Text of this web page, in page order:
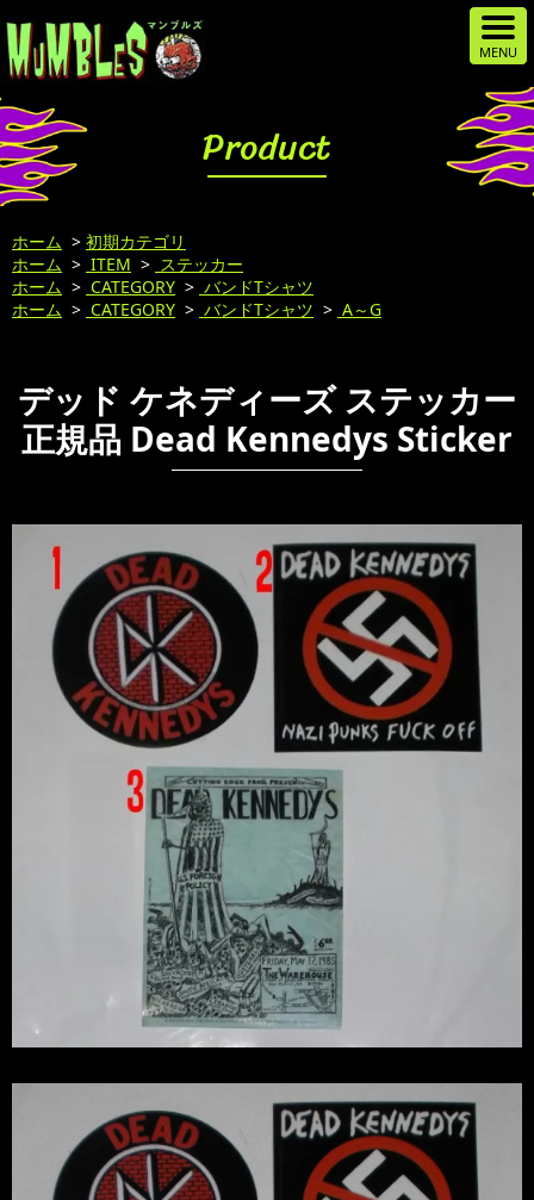
Product
ホーム > 初期カテゴリ
ホーム > ITEM > ステッカー
ホーム > CATEGORY > バンドTシャツ
ホーム > CATEGORY > バンドTシャツ > A～G
デッド ケネディーズ ステッカー
正規品 Dead Kennedys Sticker